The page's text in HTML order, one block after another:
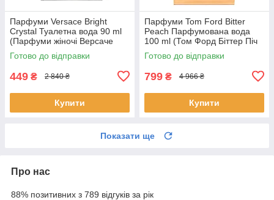
Парфуми Versace Bright
Crystal Туалетна вода 90 ml
(Парфуми жіночі Версаче
Брайт Крістал Парфуми)
Готово до відправки
449 ₴ 2 840 ₴
Купити
Парфуми Tom Ford Bitter
Peach Парфумована вода
100 ml (Том Форд Біттер Піч
bitter peach tom ford)
Готово до відправки
799 ₴ 4 966 ₴
Купити
Показати ще
Про нас
88% позитивних з 789 відгуків за рік